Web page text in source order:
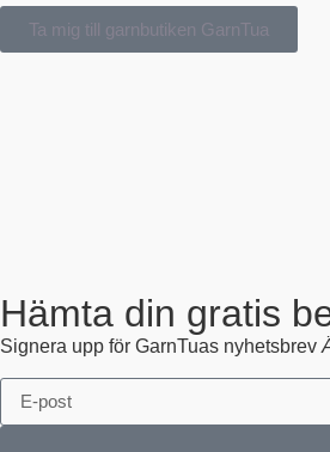
Ta mig till garnbutiken GarnTua
Hämta din gratis
Signera upp för GarnTuas nyhetsbrev